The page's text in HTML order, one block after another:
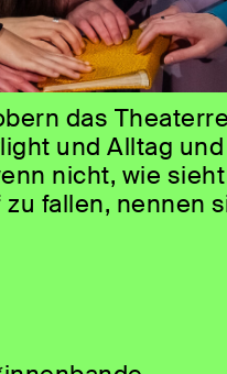
das
und Alltag
nicht, wie
fallen, nennen
Luft nach oben.
Was will ich
laufen? Und
Leuten?!